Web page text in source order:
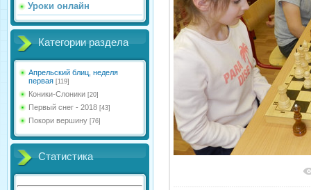
Уроки онлайн
Категории раздела
Апрельский блиц, неделя
первая [119]
Коники-Слоники [20]
Первый снег - 2018 [43]
Покори вершину [76]
Статистика
В